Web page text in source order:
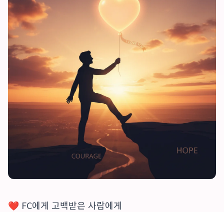
❤️ FC에게 고백받은 사람에게